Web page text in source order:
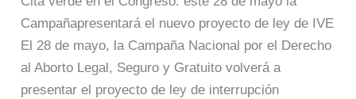
Campañapresentará el nuevo proyecto de ley de IVE
El 28 de mayo, la Campaña Nacional por el Derecho
al Aborto Legal, Seguro y Gratuito volverá a
presentar el proyecto de ley de interrupción
Nacional
por
el
Derecho